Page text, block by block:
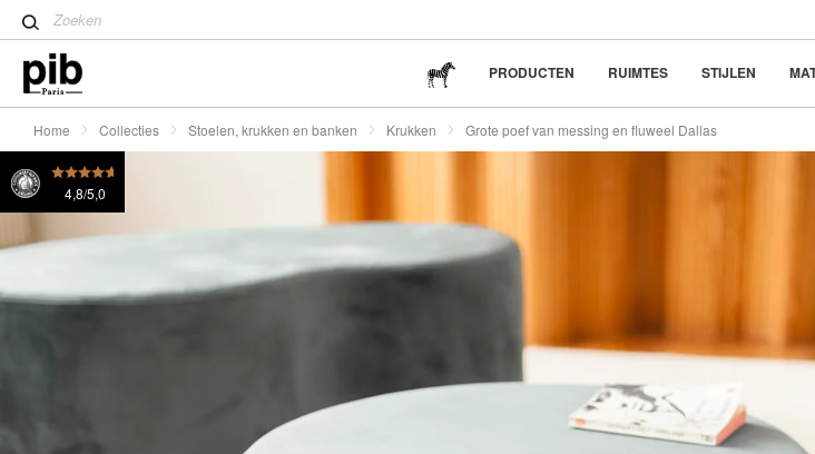
Tips voor het creëren van een Scandinavisch design
Antieke huismeubelen zijn de nieuwe trend
PRODUCTEN RUIMTES STIJLEN
Grote poef van messing en fluweel Dallas
Home Collecties Stoelen, krukken en banken Krukken Grote poef van messing en fluweel Dallas
4,8/5,0